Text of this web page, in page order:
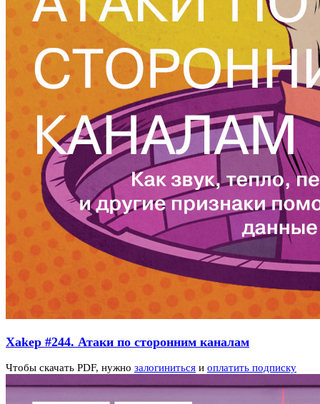
Xakep #244. Атаки по сторонним каналам
Чтобы скачать PDF, нужно залогиниться и оплатить подписку